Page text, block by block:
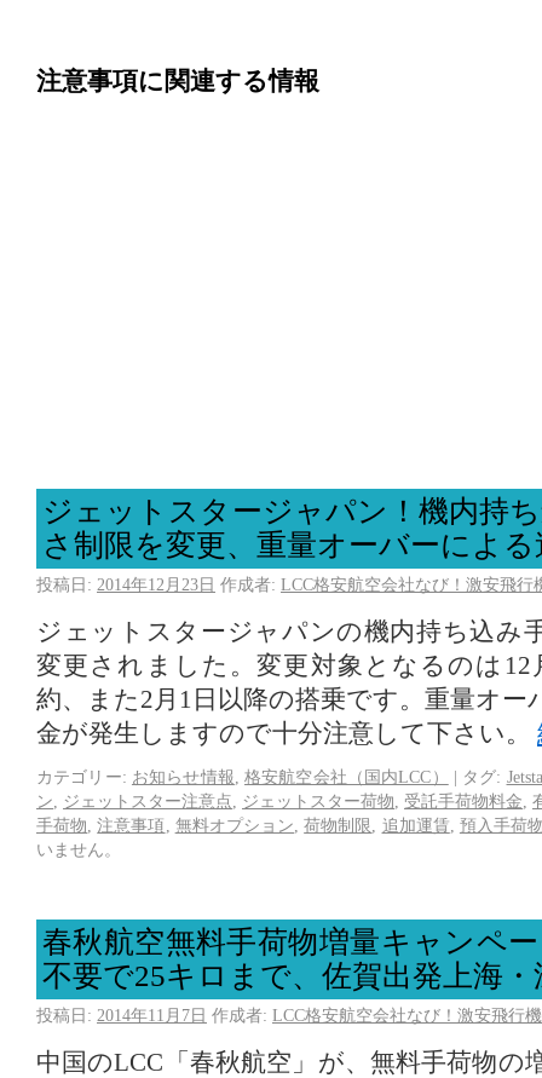
注意事項に関連する情報
ジェットスタージャパン！機内持
さ制限を変更、重量オーバーによ
投稿日: 2014年12月23日 作成者: LCC格安航空会社なび！激安飛行
ジェットスタージャパンの機内持ち込み
変更されました。変更対象となるのは12
約、また2月1日以降の搭乗です。重量オー
金が発生しますので十分注意して下さい。
カテゴリー: お知らせ情報 ,格安航空会社（国内LCC） | タグ:
ン
ジェットスター注意点 ジェットスター荷物 受託手荷物料金
手荷物 ,注意事項 無料オプション ,荷物制限 追加運賃 預入手荷
いません。
春秋航空無料手荷物増量キャンペ
不要で25キロまで、佐賀出発上海
投稿日: 2014年11月7日 作成者: LCC格安航空会社なび！激安飛行
中国のLCC「春秋航空」が、無料手荷物の